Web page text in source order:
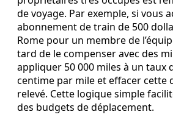
de voyage. Par exemple, si vous
abonnement de train de 500
Rome pour un membre de
tard de le compenser avec des
appliquer 50 000 miles à un taux
centime par mile et effacer cette
relevé. Cette logique simple
des budgets de déplacement.